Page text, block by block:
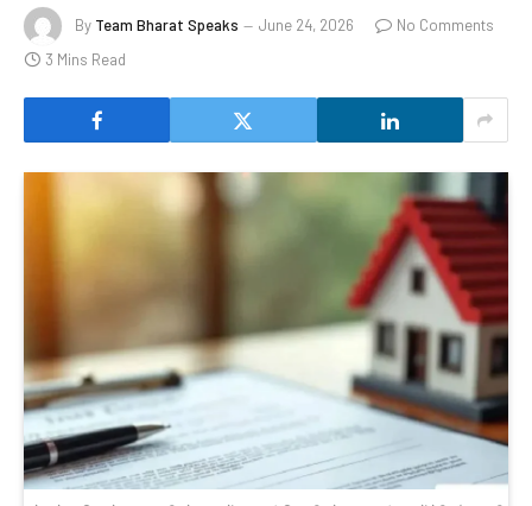
By Team Bharat Speaks June 24, 2026
No Comments
3 Mins Read